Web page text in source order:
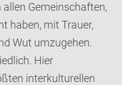
allen Gemeinschaften,
haben, mit Trauer,
Wut umzugehen.
Hier
interkulturellen